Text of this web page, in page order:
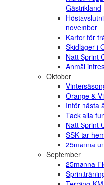
Gästrikland
november
Kartor för
Skidläger i
Natt Sprint
Anmäl
Oktober
Orange &
Inför nästa
Tack alla
Natt Sprint
SSK tar
25manna
September
25manna